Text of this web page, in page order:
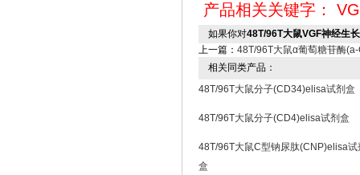
产品相关关键字：
如果你对48T/96T大鼠VGF神经生
上一篇： 48T/96T大鼠α葡萄糖苷酶
相关同类产品：
48T/96T大鼠分子(CD34)elisa试剂盒
48T/96T大鼠分子(CD4)elisa试剂盒
48T/96T大鼠C型钠尿肽(CNP)elisa试
盒